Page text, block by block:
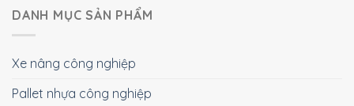
DANH MỤC SẢN PHẨM
Xe nâng công nghiệp
Pallet nhựa công nghiệp